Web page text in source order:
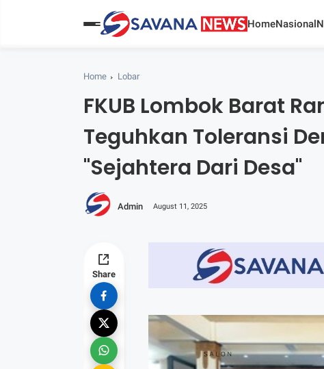
HomeNasional
Home Lobar
FKUB Lombok Barat
Teguhkan Toleransi
"Sejahtera Dari Desa"
Admin August 11, 2025
Share